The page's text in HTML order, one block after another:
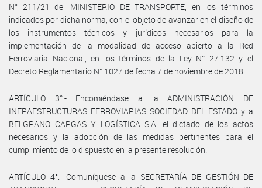
N° 211/21 del MINISTERIO DE TRANSPORTE, en los términos
indicados por dicha norma, con el objeto de avanzar en el diseño de
los instrumentos técnicos y jurídicos necesarios para la
implementación de la modalidad de acceso abierto a la Red
Ferroviaria Nacional, en los términos de la Ley N° 27.132 y el
Decreto Reglamentario N° 1027 de fecha 7 de noviembre de 2018.
ARTÍCULO 3°.- Encomiéndase a la ADMINISTRACIÓN DE
INFRAESTRUCTURAS FERROVIARIAS SOCIEDAD DEL ESTADO y a
BELGRANO CARGAS Y LOGÍSTICA S.A. el dictado de los actos
necesarios y la adopción de las medidas pertinentes para el
cumplimiento de lo dispuesto en la presente resolución.
ARTÍCULO 4°.- Comuníquese a la SECRETARÍA DE GESTIÓN DE